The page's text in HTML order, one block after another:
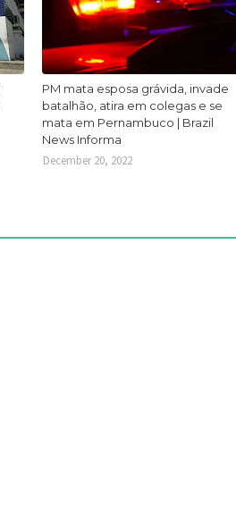
PM mata esposa grávida, invade
batalhão, atira em colegas e se
mata em Pernambuco | Brazil
News Informa
December 20, 2022